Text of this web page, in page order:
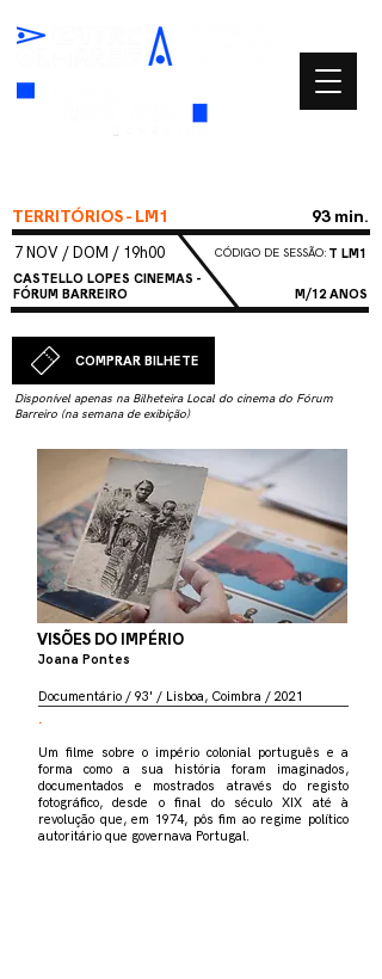
TERRITÓRIOS - LM1
93 min.
7 NOV / DOM / 19h00
CÓDIGO DE SESSÃO: T LM1
CASTELLO LOPES CINEMAS -
FÓRUM BARREIRO
M/12 ANOS
COMPRAR BILHETE
Disponível apenas na Bilheteira Local do cinema do Fórum
Barreiro (na semana de exibição)
VISÕES DO IMPÉRIO
Joana Pontes
Documentário / 93' / Lisboa, Coimbra / 2021
.
Um filme sobre o império colonial português e a
forma como a sua história foram imaginados,
documentados e mostrados através do registo
fotográfico, desde o final do século XIX até à
revolução que, em 1974, pôs fim ao regime político
autoritário que governava Portugal.